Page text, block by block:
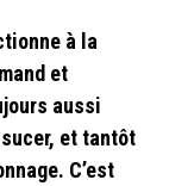
à la
et
aussi
et tantôt
C’est